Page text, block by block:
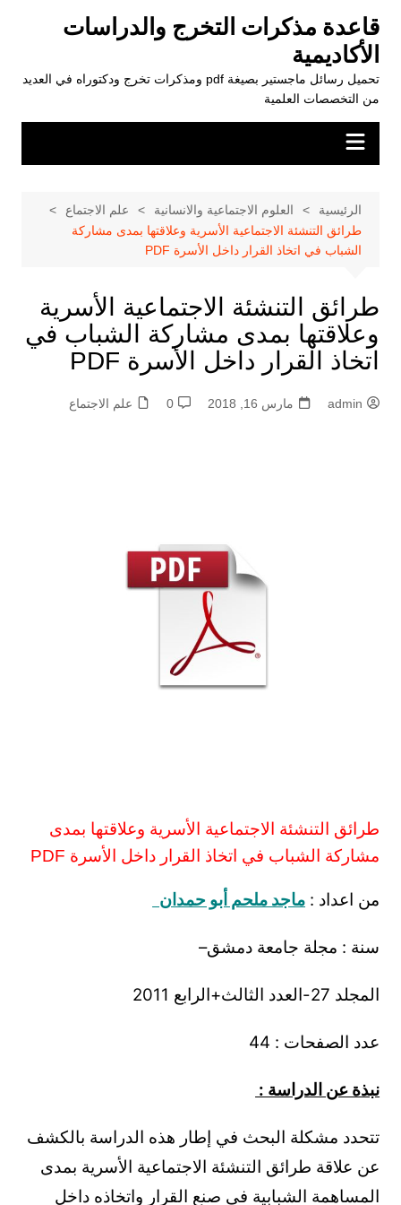
المحتوى
قاعدة مذكرات التخرج والدراسات
الأكاديمية
تحميل رسائل ماجستير بصيغة pdf ومذكرات تخرج ودكتوراه في العديد
من التخصصات العلمية
الرئيسية العلوم الاجتماعية والانسانية
علم الاجتماع
طرائق التنشئة الاجتماعية الأسرية وعلاقتها بمدى مشاركة
الشباب في اتخاذ القرار داخل الأسرة PDF
طرائق التنشئة الاجتماعية الأسرية
وعلاقتها بمدى مشاركة الشباب في
اتخاذ القرار داخل الأسرة PDF
admin مارس 16, 2018 0 علم الاجتماع
طرائق التنشئة الاجتماعية الأسرية وعلاقتها بمدى
مشاركة الشباب في اتخاذ القرار داخل الأسرة PDF
من اعداد : ماجد ملحم أبو حمدان
سنة : مجلة جامعة دمشق–
المجلد 27-العدد الثالث+الرابع 2011
عدد الصفحات : 44
نبذة عن الدراسة :
تتحدد مشكلة البحث في إطار هذه الدراسة بالكشف
عن علاقة طرائق التنشئة الاجتماعية الأسرية بمدى
المساهمة الشبابية في صنع القرار واتخاذه داخل